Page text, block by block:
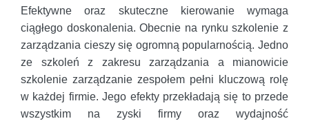
Efektywne oraz skuteczne kierowanie wymaga
ciągłego doskonalenia. Obecnie na rynku szkolenie z
zarządzania cieszy się ogromną popularnością. Jedno
ze szkoleń z zakresu zarządzania a mianowicie
szkolenie zarządzanie zespołem pełni kluczową rolę
w każdej firmie. Jego efekty przekładają się to przede
wszystkim na zyski firmy oraz wydajność